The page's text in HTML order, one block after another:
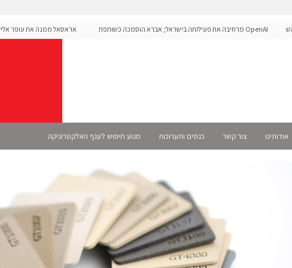
OpenAI מרחיבה את פעילותה בישראל; אברא הוסמכה כשותפת
אראסאל ממנה את עופר
אודותינו צור קשר כנסים ותערוכות מנוע חיפוש לענף האלקטרוניקה